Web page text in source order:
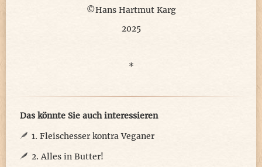
©Hans Hartmut Karg
2025
*
Das könnte Sie auch interessieren
1. Fleischesser kontra Veganer
2. Alles in Butter!